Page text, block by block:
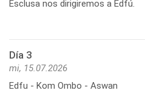
Esclusa nos dirigiremos a Edfú.
Día 3
mi, 15.07.2026
Edfu - Kom Ombo - Aswan